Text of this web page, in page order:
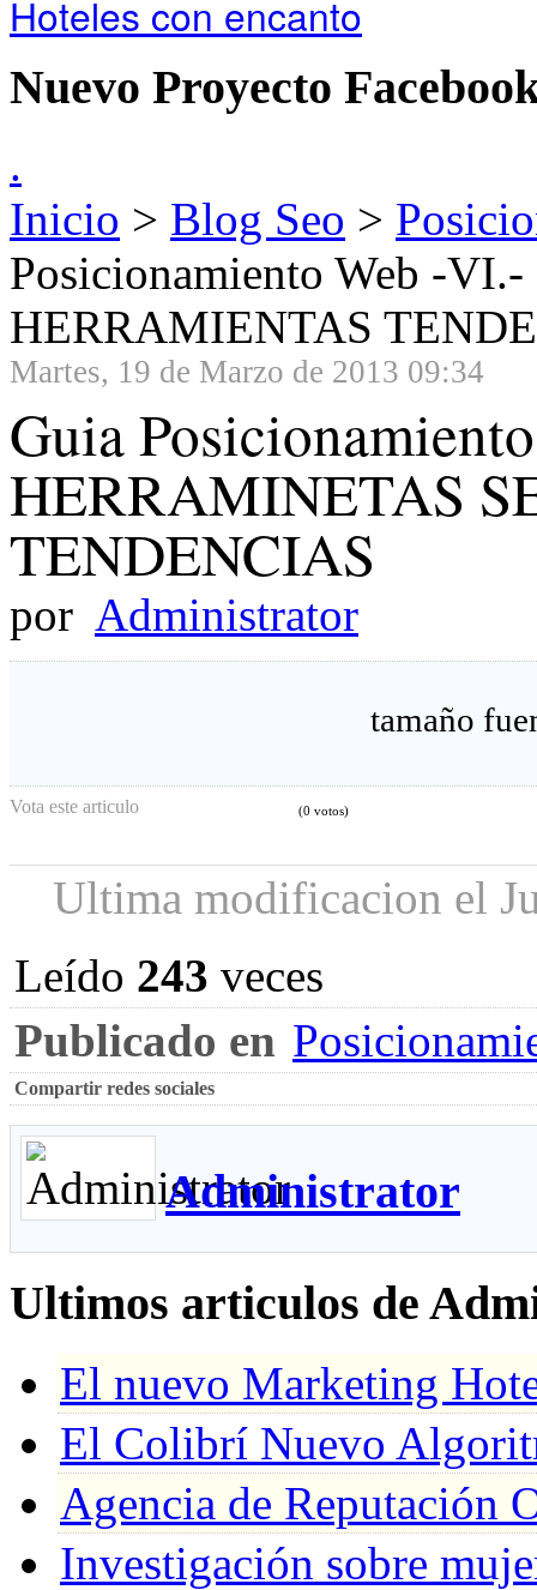
Hoteles con encanto
Nuevo Proyecto
.
Inicio > Blog Seo >
Posicionamiento Web -
HERRAMIENTAS
Martes, 19 de Marzo de 2013 09:34
Guia
HERRAMINETAS
TENDENCIAS
por Administrator
tamaño
Vota este articulo (0 votos)
Ultima modificacion el
Leído 243 veces
Publicado en
Compartir redes sociales
Administrator
Ultimos articulos de
El nuevo Marketing
El Colibrí Nuevo
Agencia de Reputación
Investigación sobre